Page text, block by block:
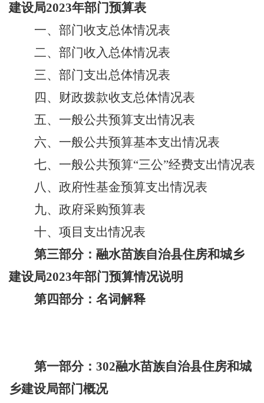
建设局2023年部门预算表
一、部门收支总体情况表
二、部门收入总体情况表
三、部门支出总体情况表
四、财政拨款收支总体情况表
五、一般公共预算支出情况表
六、一般公共预算基本支出情况表
七、一般公共预算“三公”经费支出情况表
八、政府性基金预算支出情况表
九、政府采购预算表
十、项目支出情况表
第三部分： 融水苗族自治县住房和城乡
建设局2023年部门预算情况说明
第四部分：名词解释
第一部分： 302融水苗族自治县住房和城
乡建设局部门概况